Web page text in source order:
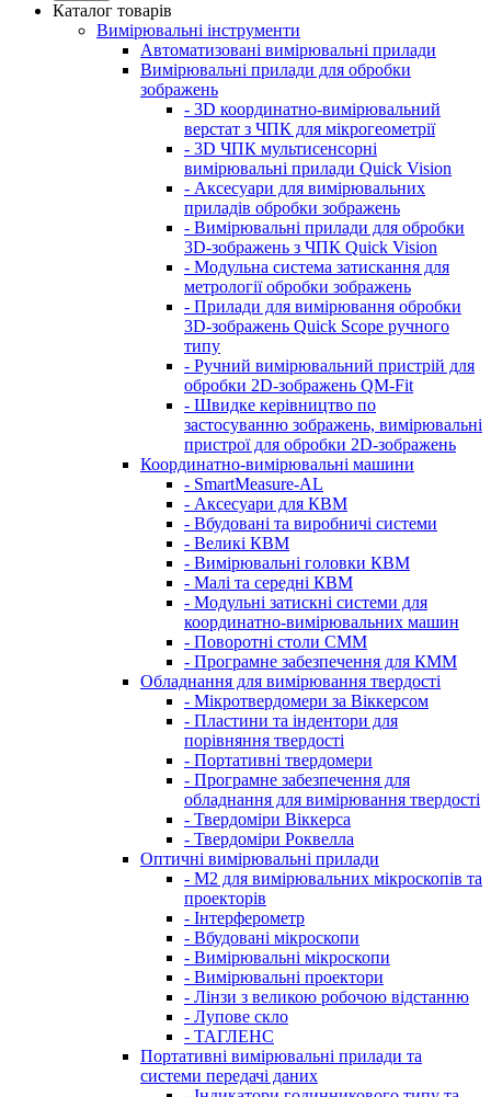
Каталог товарів
Вимірювальні інструменти
Автоматизовані вимірювальні прилади
Вимірювальні прилади для обробки
зображень
- 3D координатно-вимірювальний
верстат з ЧПК для мікрогеометрії
- 3D ЧПК мультисенсорні
вимірювальні прилади Quick Vision
- Аксесуари для вимірювальних
приладів обробки зображень
- Вимірювальні прилади для обробки
3D-зображень з ЧПК Quick Vision
- Модульна система затискання для
метрології обробки зображень
- Прилади для вимірювання обробки
3D-зображень Quick Scope ручного
типу
- Ручний вимірювальний пристрій для
обробки 2D-зображень QM-Fit
- Швидке керівництво по
застосуванню зображень, вимірювальні
пристрої для обробки 2D-зображень
Координатно-вимірювальні машини
- SmartMeasure-AL
- Аксесуари для КВМ
- Вбудовані та виробничі системи
- Великі КВМ
- Вимірювальні головки КВМ
- Малі та середні КВМ
- Модульні затискні системи для
координатно-вимірювальних машин
- Поворотні столи CMM
- Програмне забезпечення для КММ
Обладнання для вимірювання твердості
- Мікротвердомери за Віккерсом
- Пластини та індентори для
порівняння твердості
- Портативні твердомери
- Програмне забезпечення для
обладнання для вимірювання твердості
- Твердоміри Віккерса
- Твердоміри Роквелла
Оптичні вимірювальні прилади
- M2 для вимірювальних мікроскопів та
проекторів
- Інтерферометр
- Вбудовані мікроскопи
- Вимірювальні мікроскопи
- Вимірювальні проектори
- Лінзи з великою робочою відстанню
- Лупове скло
- ТАГЛЕНС
Портативні вимірювальні прилади та
системи передачі даних